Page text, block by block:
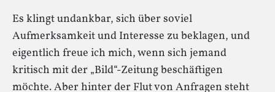
Es klingt undankbar, sich über soviel
Aufmerksamkeit und Interesse zu beklagen, und
eigentlich freue ich mich, wenn sich jemand
kritisch mit der „Bild“-Zeitung beschäftigen
möchte. Aber hinter der Flut von Anfragen steht